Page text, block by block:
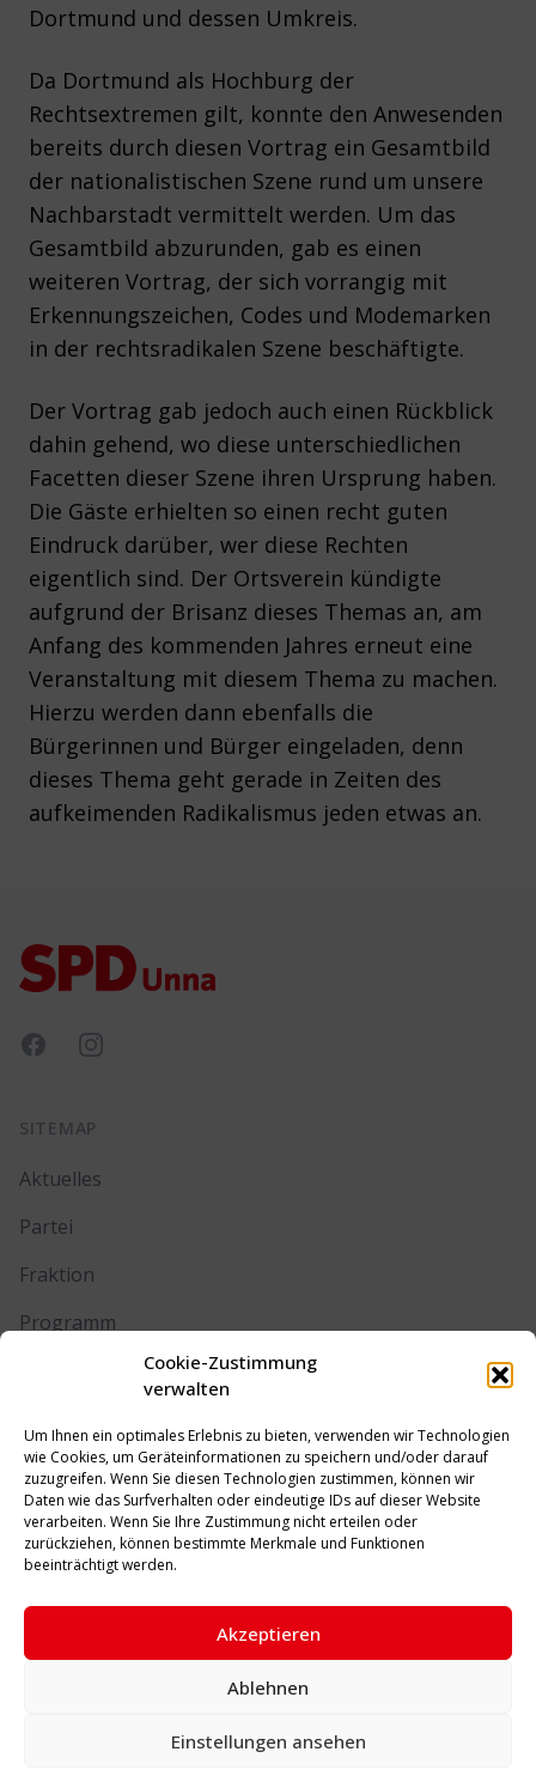
Cookie-Zustimmung
verwalten
Um Ihnen ein optimales Erlebnis zu bieten, verwenden wir Technologien
wie Cookies, um Geräteinformationen zu speichern und/oder darauf
zuzugreifen. Wenn Sie diesen Technologien zustimmen, können wir
Daten wie das Surfverhalten oder eindeutige IDs auf dieser Website
verarbeiten. Wenn Sie Ihre Zustimmung nicht erteilen oder
zurückziehen, können bestimmte Merkmale und Funktionen
beeinträchtigt werden.
Akzeptieren
Ablehnen
Einstellungen ansehen
Dortmund und dessen Umkreis.
Da Dortmund als Hochburg der
Rechtsextremen gilt, konnte den Anwesenden
bereits durch diesen Vortrag ein Gesamtbild
der nationalistischen Szene rund um unsere
Nachbarstadt vermittelt werden. Um das
Gesamtbild abzurunden, gab es einen
weiteren Vortrag, der sich vorrangig mit
Erkennungszeichen, Codes und Modemarken
in der rechtsradikalen Szene beschäftigte.
Der Vortrag gab jedoch auch einen Rückblick
dahin gehend, wo diese unterschiedlichen
Facetten dieser Szene ihren Ursprung haben.
Die Gäste erhielten so einen recht guten
Eindruck darüber, wer diese Rechten
eigentlich sind. Der Ortsverein kündigte
aufgrund der Brisanz dieses Themas an, am
Anfang des kommenden Jahres erneut eine
Veranstaltung mit diesem Thema zu machen.
Hierzu werden dann ebenfalls die
Bürgerinnen und Bürger eingeladen, denn
dieses Thema geht gerade in Zeiten des
aufkeimenden Radikalismus jeden etwas an.
FacebookInstagram
SITEMAP
Aktuelles
Partei
Fraktion
Programm
RECHTLICHES
Impressum
Datenschutz
Cookie-Richtlinie (EU)